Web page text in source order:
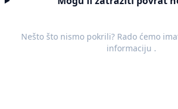
Nešto što nismo pokrili? Rado ćemo
informaciju .